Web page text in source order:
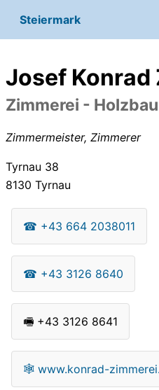
Steiermark
Josef Konrad
Zimmerei - Holzbau
Zimmermeister, Zimmerer
Tyrnau 38
8130 Tyrnau
☎ +43 664 2038011
☎ +43 3126 8640
🖷 +43 3126 8641
🕸 www.konrad-